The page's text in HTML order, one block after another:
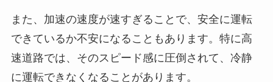
また、加速の速度が速すぎることで、安全に運転
できているか不安になることもあります。特に高
速道路では、そのスピード感に圧倒されて、冷静
に運転できなくなることがあります。